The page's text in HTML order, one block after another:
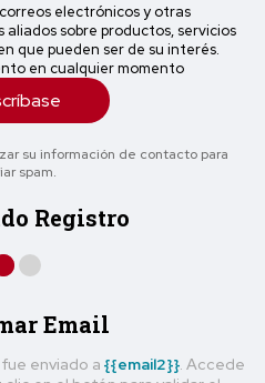
electrónicos y otras
aliados sobre productos, servicios
que pueden ser de su interés.
en cualquier momento
su información de contacto para
spam.
Registro
Email
enviado a {{email2}}. Accede